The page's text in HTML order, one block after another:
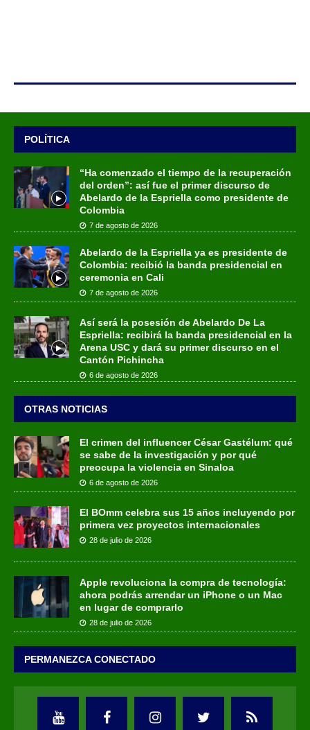
POLÍTICA
“Ha comenzado el tiempo de la recuperación
del orden”: así fue el primer discurso de
Abelardo de la Espriella como presidente de
Colombia
7 de agosto de 2026
Abelardo de la Espriella ya es presidente de
Colombia: recibió la banda presidencial en
ceremonia en Cali
7 de agosto de 2026
Así será la posesión de Abelardo De La
Espriella: recibirá la banda presidencial en la
Arena USC y dará su primer discurso en el
Cantón Pichincha
6 de agosto de 2026
OTRAS NOTICIAS
El crimen del influencer César Gastélum: qué
se sabe de la investigación y por qué
preocupa la violencia en Sinaloa
6 de agosto de 2026
El BOmm celebra sus 15 años incluyendo por
primera vez proyectos internacionales
28 de julio de 2026
Apple revoluciona la compra de tecnología:
ahora podrás arrendar un iPhone o un Mac
en lugar de comprarlo
28 de julio de 2026
PERMANEZCA CONECTADO